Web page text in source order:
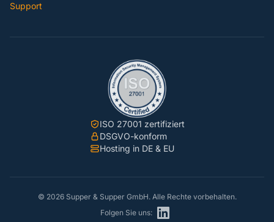
Support
ISO 27001 zertifiziert
DSGVO-konform
Hosting in DE & EU
© 2026 Supper & Supper GmbH. Alle Rechte vorbehalten.
Folgen Sie uns: